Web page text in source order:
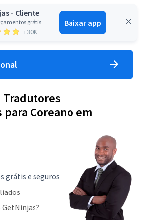
- Cliente
grátis
+30K
Baixar app
Entrar
Tradutores
Coreano em
grátis e seguros